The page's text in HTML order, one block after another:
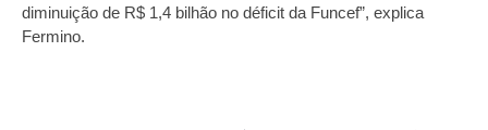
diminuição de R$ 1,4 bilhão no déficit da Funcef”, explica
Fermino.